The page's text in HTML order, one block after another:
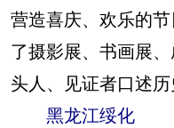
营造喜庆、欢乐的
了摄影展、书画展
头人、见证者口述历
黑龙江绥化